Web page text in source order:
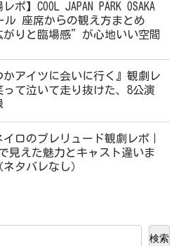
レポ】COOL JAPAN PARK OSAKA
ル 座席からの観え方まとめ
がりと臨場感”が心地いい空間
かアイツに会いに行く』観劇レ
って泣いて走り抜けた、8公演
イロのプレリュード観劇レポ｜
見えた魅力とキャスト違いま
ネタバレなし）
検索